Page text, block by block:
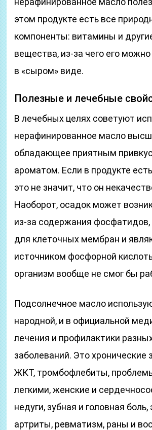
этом продукте есть все
компоненты: витамины и
вещества, из-за чего его
в «сыром» виде.
Полезные и лечебные
В лечебных целях советуют
нерафинированное масло
обладающее приятным
ароматом. Если в продукте
это не значит, что он
Наоборот, осадок может
из-за содержания
для клеточных мембран и
источником фосфорной
организм вообще не смог бы
Подсолнечное масло
народной, и в официальной
лечения и профилактики
заболеваний. Это хронические
ЖКТ, тромбофлебиты,
легкими, женские и
недуги, зубная и головная
артриты, ревматизм, раны и